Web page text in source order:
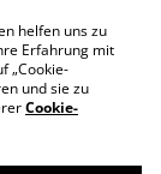
helfen uns zu
Erfahrung mit
„Cookie-
und sie zu
Cookie-